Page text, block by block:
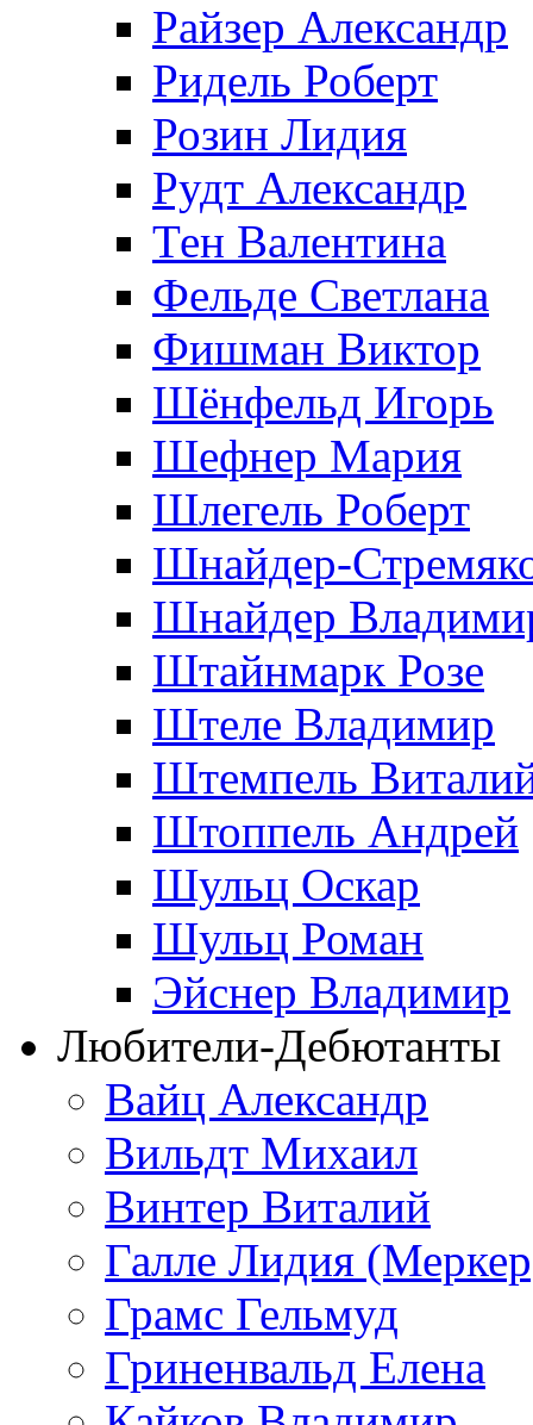
Райзер Александр
Ридель Роберт
Розин Лидия
Рудт Александр
Тен Валентина
Фельде Светлана
Фишман Виктор
Шёнфельд Игорь
Шефнер Мария
Шлегель Роберт
Шнайдер-
Шнайдер
Штайнмарк Розe
Штеле Владимир
Штемпель
Штоппель Андрей
Шульц Оскар
Шульц Роман
Эйснер Владимир
Любители-Дебютанты
Вайц Александр
Вильдт Михаил
Винтер Виталий
Галле Лидия
Грамс Гельмуд
Гриненвальд Елена